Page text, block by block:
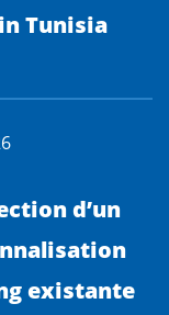
Tunisia
d’un
existante